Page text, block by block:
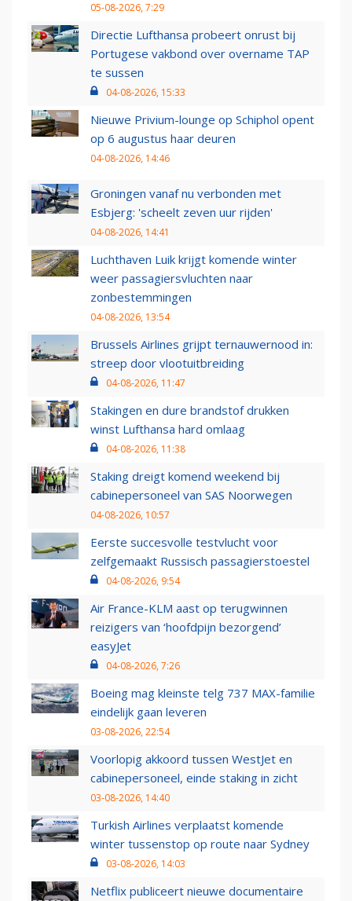
05-08-2026, 7:29
Directie Lufthansa probeert onrust bij
Portugese vakbond over overname TAP
te sussen
04-08-2026, 15:33
Nieuwe Privium-lounge op Schiphol opent
op 6 augustus haar deuren
04-08-2026, 14:46
Groningen vanaf nu verbonden met
Esbjerg: 'scheelt zeven uur rijden'
04-08-2026, 14:41
Luchthaven Luik krijgt komende winter
weer passagiersvluchten naar
zonbestemmingen
04-08-2026, 13:54
Brussels Airlines grijpt ternauwernood in:
streep door vlootuitbreiding
04-08-2026, 11:47
Stakingen en dure brandstof drukken
winst Lufthansa hard omlaag
04-08-2026, 11:38
Staking dreigt komend weekend bij
cabinepersoneel van SAS Noorwegen
04-08-2026, 10:57
Eerste succesvolle testvlucht voor
zelfgemaakt Russisch passagierstoestel
04-08-2026, 9:54
Air France-KLM aast op terugwinnen
reizigers van ‘hoofdpijn bezorgend’
easyJet
04-08-2026, 7:26
Boeing mag kleinste telg 737 MAX-familie
eindelijk gaan leveren
03-08-2026, 22:54
Voorlopig akkoord tussen WestJet en
cabinepersoneel, einde staking in zicht
03-08-2026, 14:40
Turkish Airlines verplaatst komende
winter tussenstop op route naar Sydney
03-08-2026, 14:03
Netflix publiceert nieuwe documentaire